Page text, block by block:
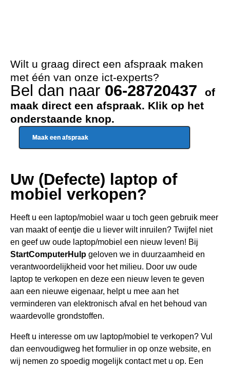
Wilt u graag direct een afspraak maken
met één van onze ict-experts?
Bel dan naar 06-28720437
of
maak direct een afspraak. Klik op het
onderstaande knop.
Maak een afspraak
Uw (Defecte) laptop of
mobiel verkopen?
Heeft u een laptop/mobiel waar u toch geen gebruik meer
van maakt of eentje die u liever wilt inruilen? Twijfel niet
en geef uw oude laptop/mobiel een nieuw leven! Bij
StartComputerHulp geloven we in duurzaamheid en
verantwoordelijkheid voor het milieu. Door uw oude
laptop te verkopen en deze een nieuw leven te geven
aan een nieuwe eigenaar, helpt u mee aan het
verminderen van elektronisch afval en het behoud van
waardevolle grondstoffen.
Heeft u interesse om uw laptop/mobiel te verkopen? Vul
dan eenvoudigweg het formulier in op onze website, en
wij nemen zo spoedig mogelijk contact met u op. Een